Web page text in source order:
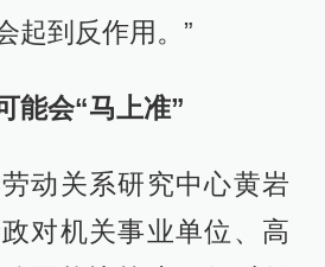
起到反作用。”
能会“马上准”
动关系研究中心黄岩
对机关事业单位、高